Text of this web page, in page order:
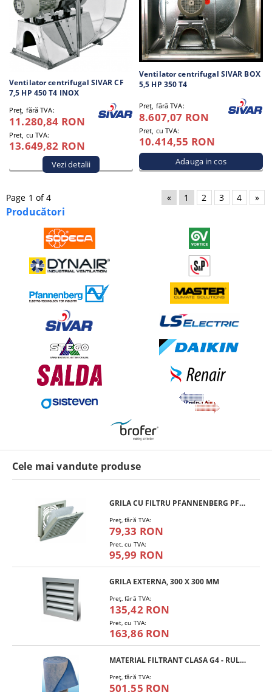
Ventilator centrifugal SIVAR CF
7,5 HP 450 T4 INOX
Preţ, fără TVA:
11.280,84 RON
Pret, cu TVA:
13.649,82 RON
Vezi detalii
Ventilator centrifugal SIVAR BOX
5,5 HP 350 T4
Preţ, fără TVA:
8.607,07 RON
Pret, cu TVA:
10.414,55 RON
Page 1 of 4 « 1 2 3 4 »
Producători
Cele mai vandute produse
GRILA CU FILTRU PFANNENBERG PFA 10.000
Preţ, fără TVA:
79,33 RON
Pret, cu TVA:
95,99 RON
GRILA EXTERNA, 300 X 300 MM
Preţ, fără TVA:
135,42 RON
Pret, cu TVA:
163,86 RON
MATERIAL FILTRANT CLASA G4 - RULOU
Preţ, fără TVA:
501,55 RON